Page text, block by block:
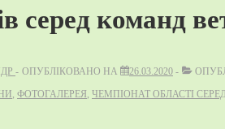
серед команд
ОПУБЛІКОВАНО НА 26.03.2020
ФОТОГАЛЕРЕЯ ЧЕМПІОНАТ ОБЛАСТІ